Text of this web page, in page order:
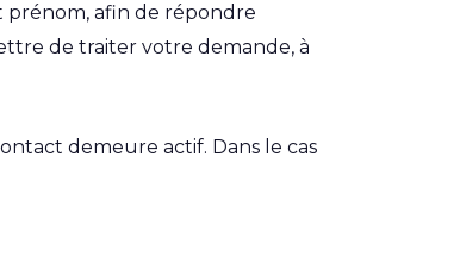
prénom, afin de répondre
de traiter votre demande, à
demeure actif. Dans le cas